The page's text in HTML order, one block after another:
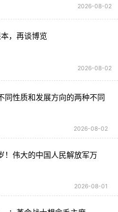
2026-08-02
，再谈博览
2026-08-02
同性质和发展方向的两种不同
2026-08-02
！伟大的中国人民解放军万
2026-08-01